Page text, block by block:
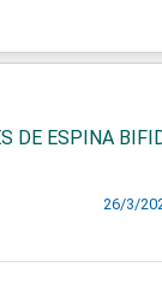
DE ESPINA
26/3/